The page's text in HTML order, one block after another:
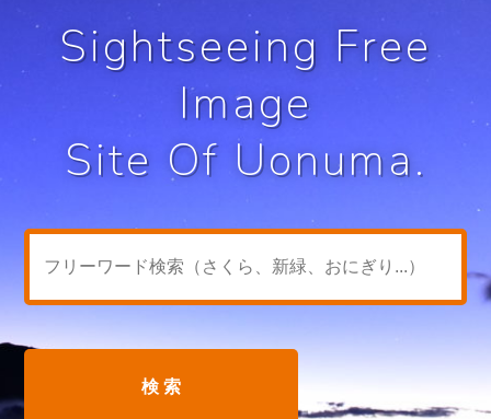
Sightseeing Free
Image
Site Of Uonuma.